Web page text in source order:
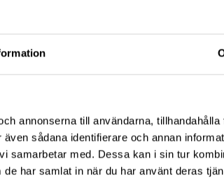
annonserna till användarna, tillhandahålla
sådana identifierare och annan
samarbetar med. Dessa kan i sin tur
har samlat in när du har använt deras
hälsa